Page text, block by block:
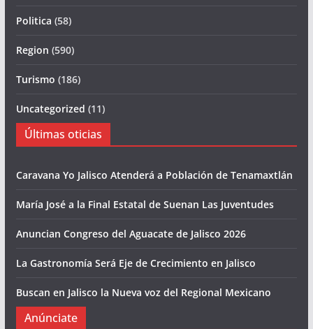
Politica (58)
Region (590)
Turismo (186)
Uncategorized (11)
Últimas oticias
Caravana Yo Jalisco Atenderá a Población de Tenamaxtlán
María José a la Final Estatal de Suenan Las Juventudes
Anuncian Congreso del Aguacate de Jalisco 2026
La Gastronomía Será Eje de Crecimiento en Jalisco
Buscan en Jalisco la Nueva voz del Regional Mexicano
Anúnciate